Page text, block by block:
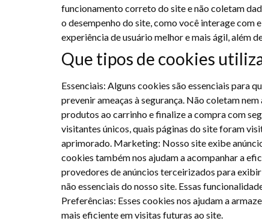
funcionamento correto do site e não coletam
o desempenho do site, como você interage com
experiência de usuário melhor e mais ágil, além
Que tipos de cookies
Essenciais: Alguns cookies são essenciais para
prevenir ameaças à segurança. Não coletam
produtos ao carrinho e finalize a compra com
visitantes únicos, quais páginas do site foram
aprimorado. Marketing: Nosso site exibe
cookies também nos ajudam a acompanhar a
provedores de anúncios terceirizados para
não essenciais do nosso site. Essas
Preferências: Esses cookies nos ajudam a
mais eficiente em visitas futuras ao site.